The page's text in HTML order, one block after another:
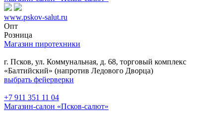
www.pskov-salut.ru
Опт
Розница
Магазин пиротехники
г. Псков, ул. Коммунальная, д. 68, торговый комплекс
«Балтийский» (напротив Ледового Дворца)
выбрать фейерверки
+7 911 351 11 04
Магазин-салон «Псков-салют»